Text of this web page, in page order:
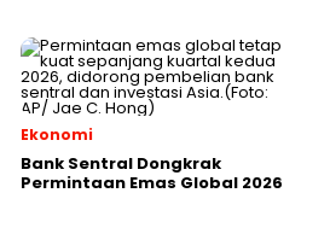
Ekonomi
Bank Sentral Dongkrak
Permintaan Emas Global 2026